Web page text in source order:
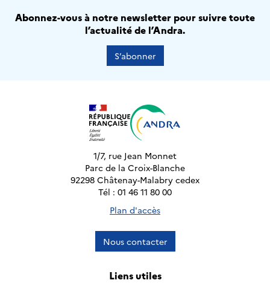
Abonnez-vous à notre newsletter pour suivre toute
l’actualité de l’Andra.
S’abonner
1/7, rue Jean Monnet
Parc de la Croix-Blanche
92298 Châtenay-Malabry cedex
Tél : 01 46 11 80 00
Plan d'accès
Nous contacter
Liens utiles